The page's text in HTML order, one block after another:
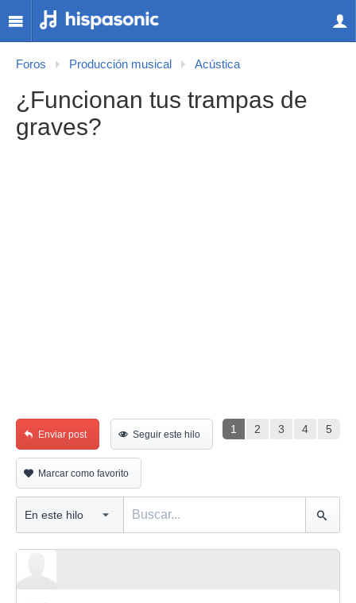
Foros Producción musical Acústica
¿Funcionan tus trampas de
graves?
1 2 3 4 5
Enviar post Seguir este hilo
Marcar como favorito